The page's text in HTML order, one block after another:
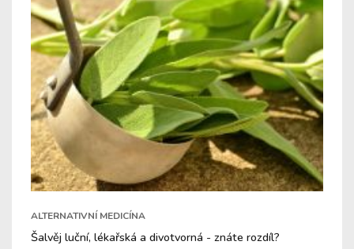
ALTERNATIVNÍ MEDICÍNA
Šalvěj luční, lékařská a divotvorná - znáte rozdíl?